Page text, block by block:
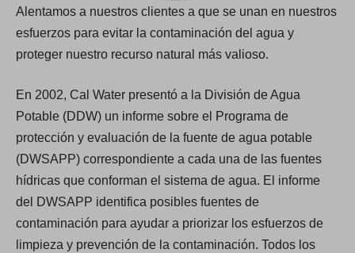
Alentamos a nuestros clientes a que se unan en nuestros
esfuerzos para evitar la contaminación del agua y
proteger nuestro recurso natural más valioso.
En 2002, Cal Water presentó a la División de Agua
Potable (DDW) un informe sobre el Programa de
protección y evaluación de la fuente de agua potable
(DWSAPP) correspondiente a cada una de las fuentes
hídricas que conforman el sistema de agua. El informe
del DWSAPP identifica posibles fuentes de
contaminación para ayudar a priorizar los esfuerzos de
limpieza y prevención de la contaminación. Todos los